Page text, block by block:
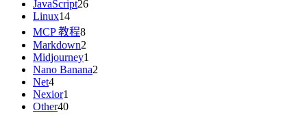
JavaScript26
Linux14
MCP 教程8
Markdown2
Midjourney1
Nano Banana2
Net4
Nexior1
Other40